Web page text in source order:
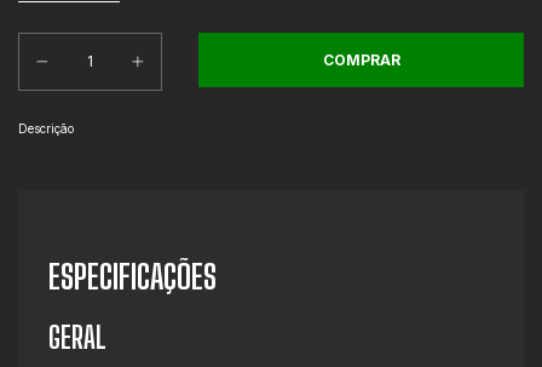
Descrição
ESPECIFICAÇÕES
GERAL